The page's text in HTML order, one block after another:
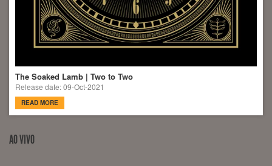
The Soaked Lamb | Two to Two
Release date: 09-Oct-2021
READ MORE
AO VIVO